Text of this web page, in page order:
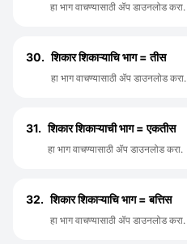
हा भाग वाचण्यासाठी ॲप डाउनलोड करा.
30. शिकार शिकाऱ्याचि भाग = तीस
हा भाग वाचण्यासाठी ॲप डाउनलोड करा.
31. शिकार शिकाऱ्याची भाग = एकतीस
हा भाग वाचण्यासाठी ॲप डाउनलोड करा.
32. शिकार शिकाऱ्याचि भाग = बत्तिस
हा भाग वाचण्यासाठी ॲप डाउनलोड करा.